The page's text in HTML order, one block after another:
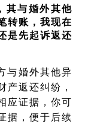
其与婚外其他
转账，我现在
是先起诉返还
与婚外其他异
产返还纠纷，
应证据，你可
据，便于后续